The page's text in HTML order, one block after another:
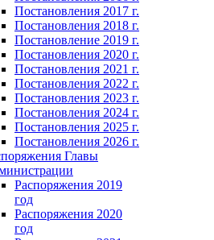
Постановления 2017 г.
Постановления 2018 г.
Постановление 2019 г.
Постановления 2020 г.
Постановления 2021 г.
Постановления 2022 г.
Постановления 2023 г.
Постановления 2024 г.
Постановления 2025 г.
Постановления 2026 г.
Главы
Распоряжения 2019
год
Распоряжения 2020
год